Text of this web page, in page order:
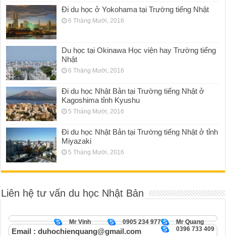
Đi du học ở Yokohama tại Trường tiếng Nhật
6 Tháng Mười, 2016
Du học tại Okinawa Học viện hay Trường tiếng
Nhật
6 Tháng Mười, 2016
Đi du học Nhật Bản tại Trường tiếng Nhật ở
Kagoshima tỉnh Kyushu
5 Tháng Mười, 2016
Đi du học Nhật Bản tại Trường tiếng Nhật ở tỉnh
Miyazaki
5 Tháng Mười, 2016
Liên hệ tư vấn du học Nhật Bản
Mr Quang
0905 234 977
Mr Vinh
0396 733 409
Email : duhochienquang@gmail.com